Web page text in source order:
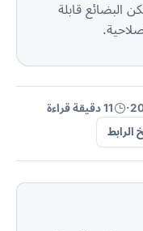
تكن البضائع قابلة
· 11 دقيقة قراءة
الرابط